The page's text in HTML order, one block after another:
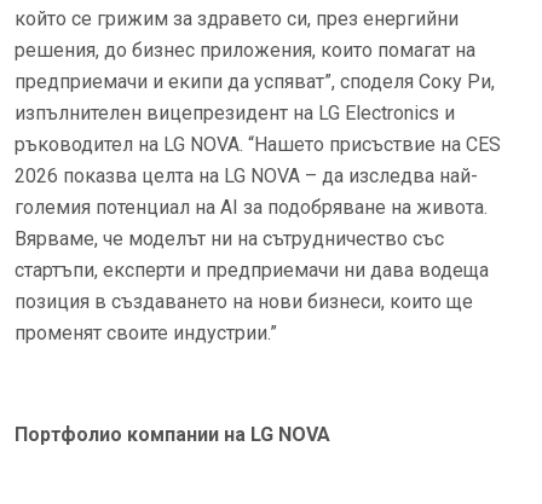
който се грижим за здравето си, през енергийни
решения, до бизнес приложения, които помагат на
предприемачи и екипи да успяват”, споделя Соку Ри,
изпълнителен вицепрезидент на LG Electronics и
ръководител на LG NOVA. “Нашето присъствие на CES
2026 показва целта на LG NOVA – да изследва най-
големия потенциал на AI за подобряване на живота.
Вярваме, че моделът ни на сътрудничество със
стартъпи, експерти и предприемачи ни дава водеща
позиция в създаването на нови бизнеси, които ще
променят своите индустрии.”
Портфолио компании на LG NOVA